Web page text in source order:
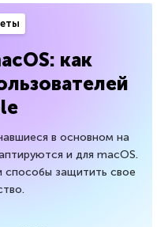
как
в основном на
и для macOS.
способы защитить свое